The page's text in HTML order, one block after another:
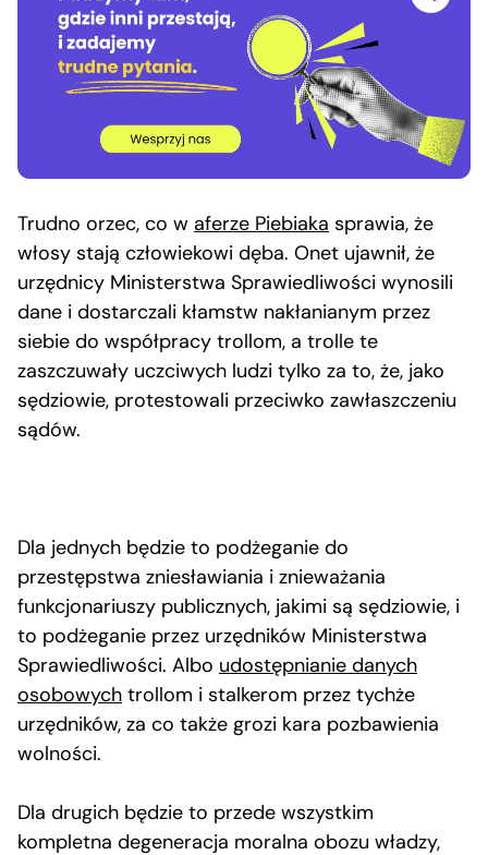
Trudno orzec, co w aferze Piebiaka sprawia, że
włosy stają człowiekowi dęba. Onet ujawnił, że
urzędnicy Ministerstwa Sprawiedliwości wynosili
dane i dostarczali kłamstw nakłanianym przez
siebie do współpracy trollom, a trolle te
zaszczuwały uczciwych ludzi tylko za to, że, jako
sędziowie, protestowali przeciwko zawłaszczeniu
sądów.
Dla jednych będzie to podżeganie do
przestępstwa zniesławiania i znieważania
funkcjonariuszy publicznych, jakimi są sędziowie, i
to podżeganie przez urzędników Ministerstwa
Sprawiedliwości. Albo udostępnianie danych
osobowych trollom i stalkerom przez tychże
urzędników, za co także grozi kara pozbawienia
wolności.
Dla drugich będzie to przede wszystkim
kompletna degeneracja moralna obozu władzy,